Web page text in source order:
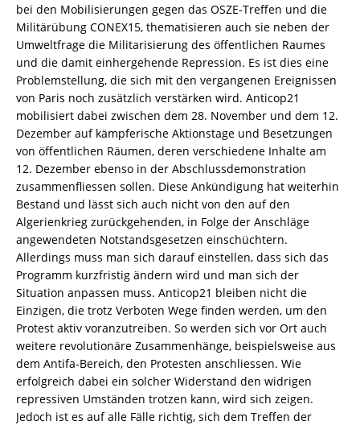
bei den Mobilisierungen gegen das OSZE-Treffen und die
Militärübung CONEX15, thematisieren auch sie neben der
Umweltfrage die Militarisierung des öffentlichen Raumes
und die damit einhergehende Repression. Es ist dies eine
Problemstellung, die sich mit den vergangenen Ereignissen
von Paris noch zusätzlich verstärken wird. Anticop21
mobilisiert dabei zwischen dem 28. November und dem 12.
Dezember auf kämpferische Aktionstage und Besetzungen
von öffentlichen Räumen, deren verschiedene Inhalte am
12. Dezember ebenso in der Abschlussdemonstration
zusammenfliessen sollen. Diese Ankündigung hat weiterhin
Bestand und lässt sich auch nicht von den auf den
Algerienkrieg zurückgehenden, in Folge der Anschläge
angewendeten Notstandsgesetzen einschüchtern.
Allerdings muss man sich darauf einstellen, dass sich das
Programm kurzfristig ändern wird und man sich der
Situation anpassen muss. Anticop21 bleiben nicht die
Einzigen, die trotz Verboten Wege finden werden, um den
Protest aktiv voranzutreiben. So werden sich vor Ort auch
weitere revolutionäre Zusammenhänge, beispielsweise aus
dem Antifa-Bereich, den Protesten anschliessen. Wie
erfolgreich dabei ein solcher Widerstand den widrigen
repressiven Umständen trotzen kann, wird sich zeigen.
Jedoch ist es auf alle Fälle richtig, sich dem Treffen der